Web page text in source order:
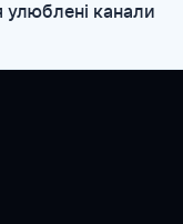
улюблені канали